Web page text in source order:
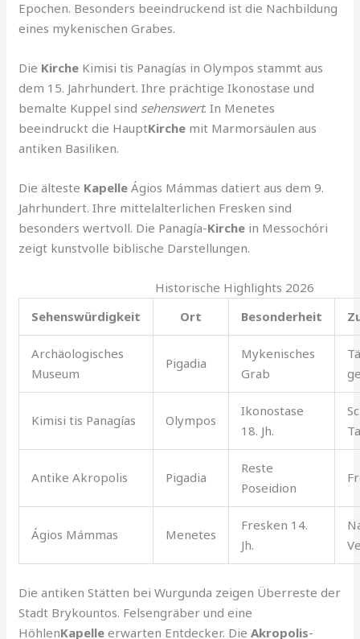
Epochen. Besonders beeindruckend ist die Nachbildung
eines mykenischen Grabes.
Die Kirche Kimisi tis Panagías in Olympos stammt aus
dem 15. Jahrhundert. Ihre prächtige Ikonostase und
bemalte Kuppel sind sehenswert. In Menetes
beeindruckt die HauptKirche mit Marmorsäulen aus
antiken Basiliken.
Die älteste Kapelle Ágios Mámmas datiert aus dem 9.
Jahrhundert. Ihre mittelalterlichen Fresken sind
besonders wertvoll. Die Panagía-Kirche in Messochóri
zeigt kunstvolle biblische Darstellungen.
Historische Highlights 2026
Sehenswürdigkeit
Ort Besonderheit
Archäologisches
Museum
Pigadia
Mykenisches
Grab
Kimisi tis Panagías Olympos
Ikonostase
18. Jh.
Antike Akropolis Pigadia
Reste
Poseidion
Ágios Mámmas Menetes
Fresken 14.
Jh.
Die antiken Stätten bei Wurgunda zeigen Überreste der
Stadt Brykountos. Felsengräber und eine
HöhlenKapelle erwarten Entdecker. DieAkropolis-